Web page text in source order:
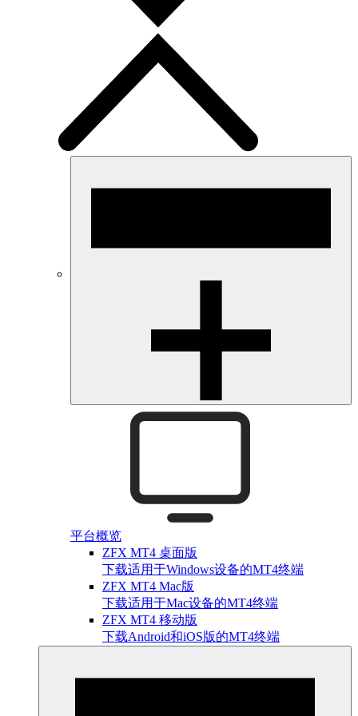
平台概览
ZFX MT4 桌面版
下载适用于Windows设备的MT4终端
ZFX MT4 Mac版
下载适用于Mac设备的MT4终端
ZFX MT4 移动版
下载Android和iOS版的MT4终端